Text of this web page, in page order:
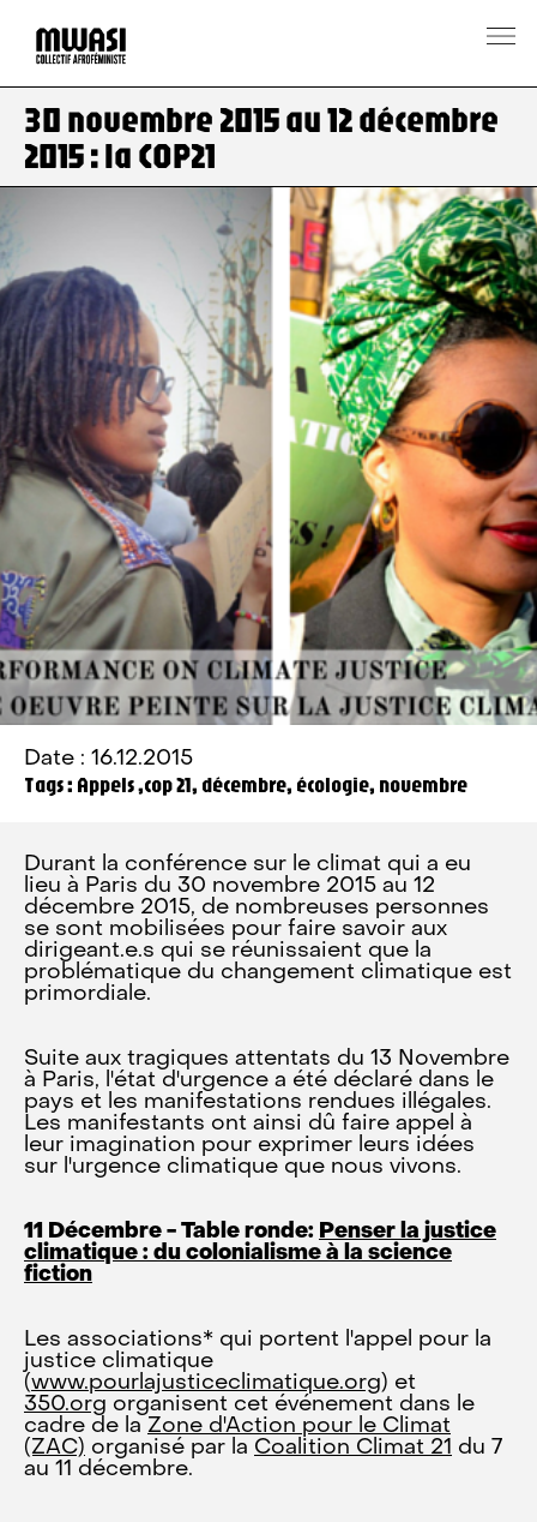
30 novembre 2015 au 12 décembre
2015 : la COP21
Date : 16.12.2015
Tags : Appels ,cop 21, décembre, écologie, novembre
Durant la conférence sur le climat qui a eu
lieu à Paris du 30 novembre 2015 au 12
décembre 2015, de nombreuses personnes
se sont mobilisées pour faire savoir aux
dirigeant.e.s qui se réunissaient que la
problématique du changement climatique est
primordiale.
Suite aux tragiques attentats du 13 Novembre
à Paris, l'état d'urgence a été déclaré dans le
pays et les manifestations rendues illégales.
Les manifestants ont ainsi dû faire appel à
leur imagination pour exprimer leurs idées
sur l'urgence climatique que nous vivons.
11 Décembre - Table ronde: Penser la justice
climatique : du colonialisme à la science
fiction
Les associations* qui portent l'appel pour la
justice climatique
(www.pourlajusticeclimatique.org) et
350.org organisent cet événement dans le
cadre de la Zone d'Action pour le Climat
(ZAC) organisé par la Coalition Climat 21 du 7
au 11 décembre.